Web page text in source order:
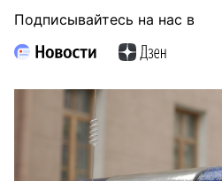
Подписывайтесь на нас в